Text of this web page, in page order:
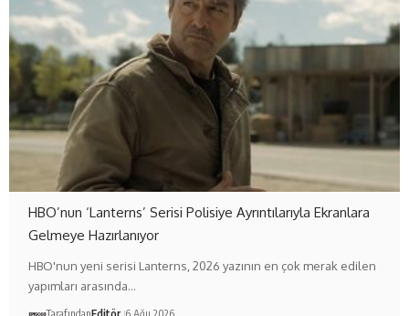
HBO’nun ‘Lanterns’ Serisi Polisiye Ayrıntılarıyla Ekranlara
Gelmeye Hazırlanıyor
HBO'nun yeni serisi Lanterns, 2026 yazının en çok merak edilen
yapımları arasında…
TarafındanEditör 6 Ağu 2026